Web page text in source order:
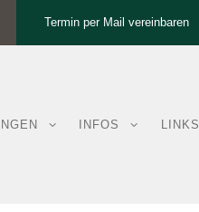
Termin per Mail vereinbaren
INFOS LINKS